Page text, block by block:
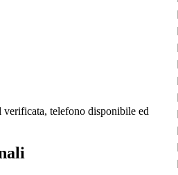
verificata, telefono disponibile ed